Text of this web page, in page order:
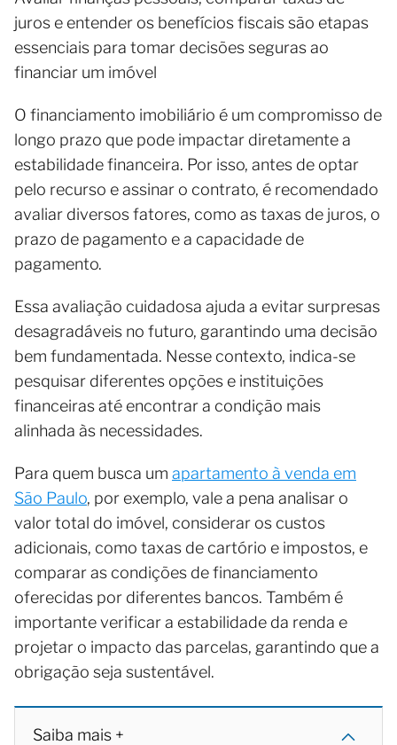
juros e entender os benefícios fiscais são etapas
essenciais para tomar decisões seguras ao
financiar um imóvel
O financiamento imobiliário é um compromisso de
longo prazo que pode impactar diretamente a
estabilidade financeira. Por isso, antes de optar
pelo recurso e assinar o contrato, é recomendado
avaliar diversos fatores, como as taxas de juros, o
prazo de pagamento e a capacidade de
pagamento.
Essa avaliação cuidadosa ajuda a evitar surpresas
desagradáveis no futuro, garantindo uma decisão
bem fundamentada. Nesse contexto, indica-se
pesquisar diferentes opções e instituições
financeiras até encontrar a condição mais
alinhada às necessidades.
Para quem busca um apartamento à venda em
São Paulo, por exemplo, vale a pena analisar o
valor total do imóvel, considerar os custos
adicionais, como taxas de cartório e impostos, e
comparar as condições de financiamento
oferecidas por diferentes bancos. Também é
importante verificar a estabilidade da renda e
projetar o impacto das parcelas, garantindo que a
obrigação seja sustentável.
Saiba mais +